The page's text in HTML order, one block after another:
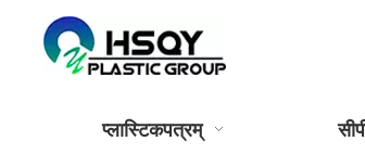
प्लास्टिकपत्रम्